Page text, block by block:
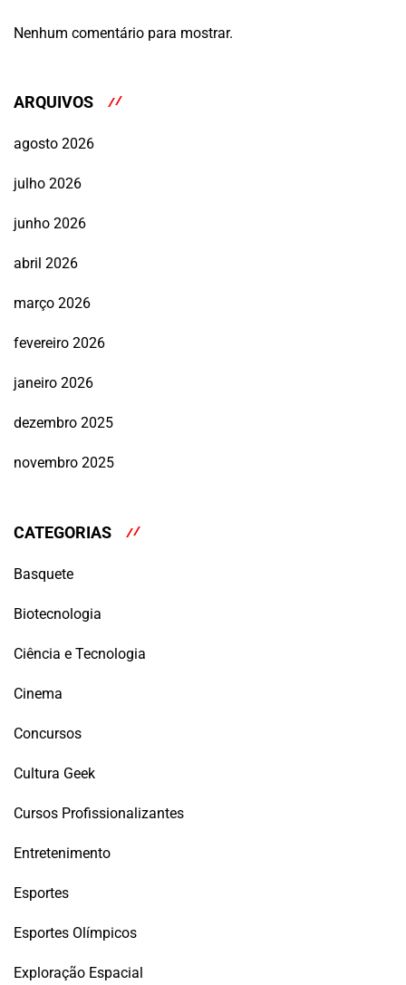
Nenhum comentário para mostrar.
ARQUIVOS
agosto 2026
julho 2026
junho 2026
abril 2026
março 2026
fevereiro 2026
janeiro 2026
dezembro 2025
novembro 2025
CATEGORIAS
Basquete
Biotecnologia
Ciência e Tecnologia
Cinema
Concursos
Cultura Geek
Cursos Profissionalizantes
Entretenimento
Esportes
Esportes Olímpicos
Exploração Espacial